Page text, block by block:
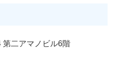
第二アマノビル6階